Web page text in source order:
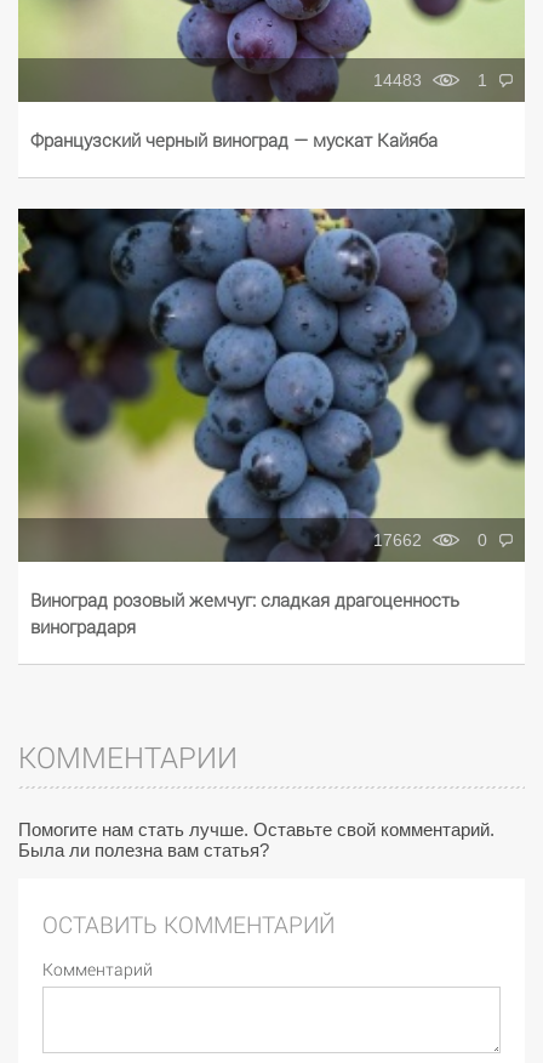
1
14483
Французский черный виноград — мускат Кайяба
0
17662
Виноград розовый жемчуг: сладкая драгоценность
виноградаря
КОММЕНТАРИИ
Помогите нам стать лучше. Оставьте свой комментарий.
Была ли полезна вам статья?
ОСТАВИТЬ КОММЕНТАРИЙ
Комментарий